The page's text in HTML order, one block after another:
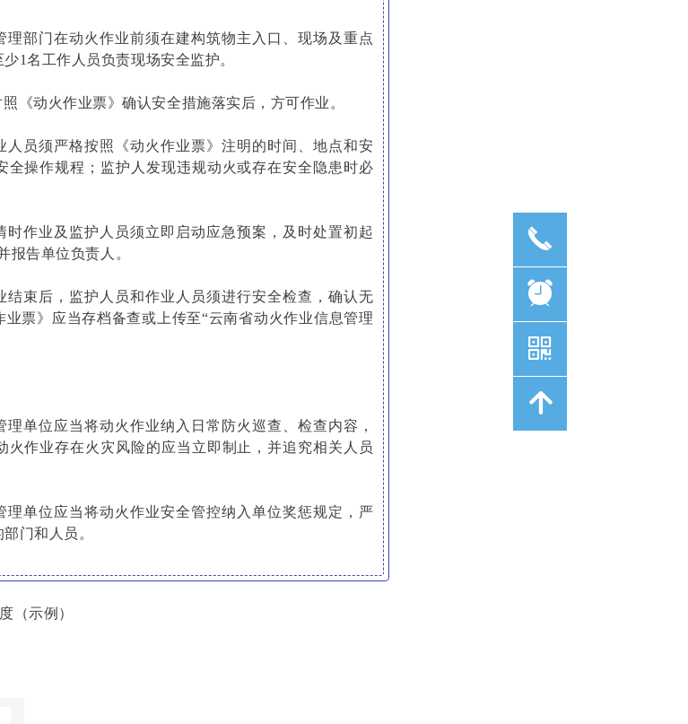
理部门在动火作业前须在建构筑物主入口、现场及重点
1名工作人员负责现场安全监护。
《动火作业票》确认安全措施落实后，方可作业。
人员须严格按照《动火作业票》注明的时间、地点和安
全操作规程；监护人发现违规动火或存在安全隐患时必
时作业及监护人员须立即启动应急预案，及时处置初起
报告单位负责人。
结束后，监护人员和作业人员须进行安全检查，确认无
票》应当存档备查或上传至“云南省动火作业信息管理
理单位应当将动火作业纳入日常防火巡查、检查内容，
火作业存在火灾风险的应当立即制止，并追究相关人员
理单位应当将动火作业安全管控纳入单位奖惩规定，严
门和人员。
（示例）
끅
뀥
낃
녕